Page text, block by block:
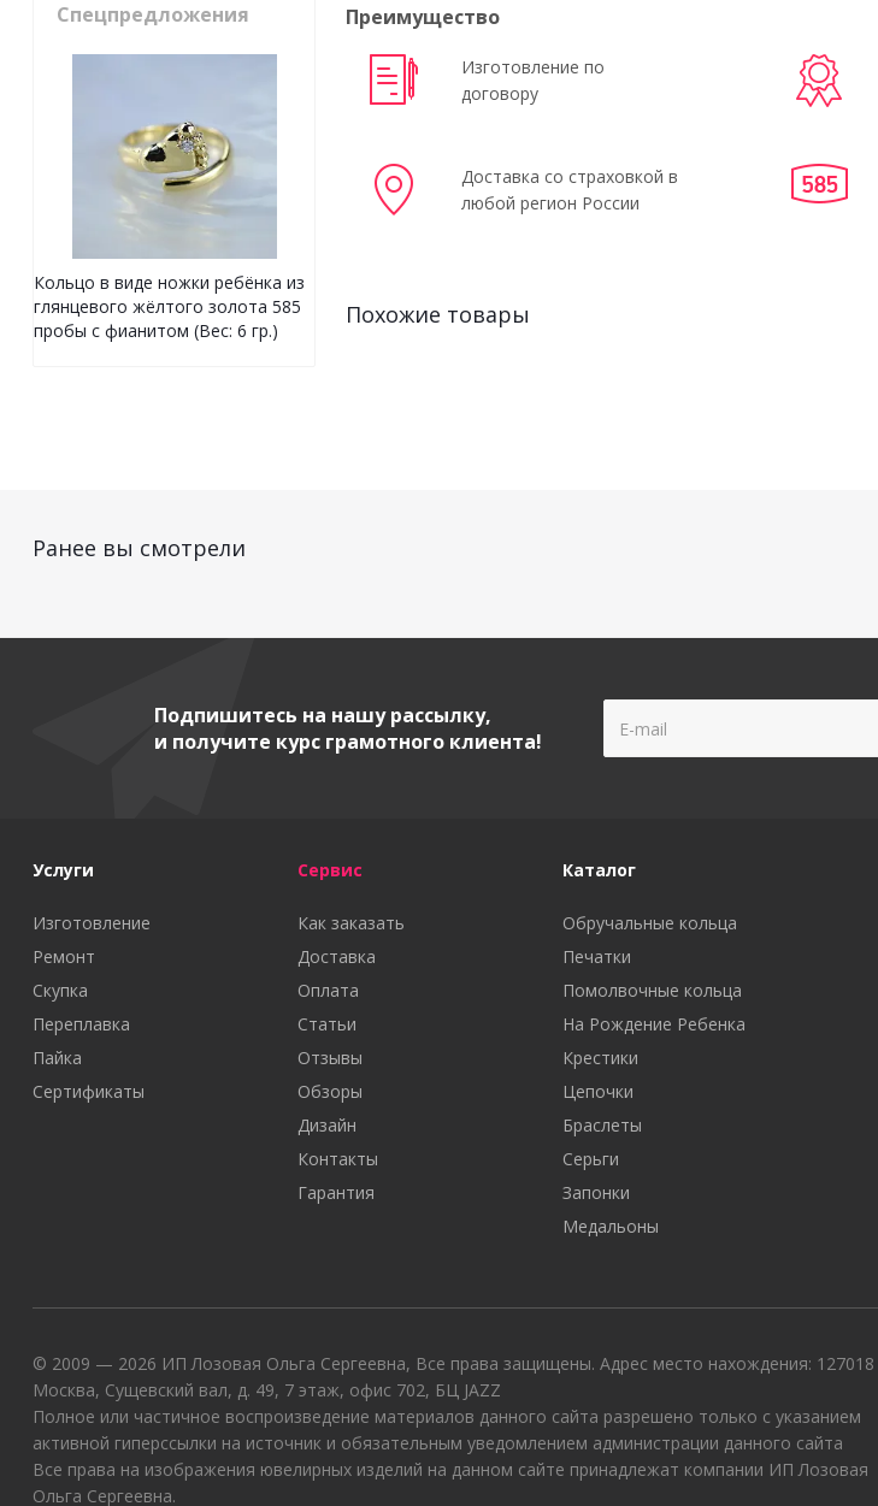
Преимущество
Изготовление по
договору
Доставка со страховкой в
любой регион России
Похожие товары
Спецпредложения
Кольцо в виде ножки ребёнка из
глянцевого жёлтого золота 585
пробы с фианитом (Вес: 6 гр.)
Ранее вы смотрели
Подпишитесь на нашу рассылку,
и получите курс грамотного клиента!
Услуги
Изготовление
Ремонт
Скупка
Переплавка
Пайка
Сертификаты
Сервис
Как заказать
Доставка
Оплата
Статьи
Отзывы
Обзоры
Дизайн
Контакты
Гарантия
Каталог
Обручальные кольца
Печатки
Помолвочные кольца
На Рождение Ребенка
Крестики
Цепочки
Браслеты
Серьги
Запонки
Медальоны
© 2009 — 2026 ИП Лозовая Ольга Сергеевна, Все права защищены. Адрес место нахождения: 127018
Москва, Сущевский вал, д. 49, 7 этаж, офис 702, БЦ JAZZ
Полное или частичное воспроизведение материалов данного сайта разрешено только с указанием
активной гиперссылки на источник и обязательным уведомлением администрации данного сайта
Все права на изображения ювелирных изделий на данном сайте принадлежат компании ИП Лозовая
Ольга Сергеевна.